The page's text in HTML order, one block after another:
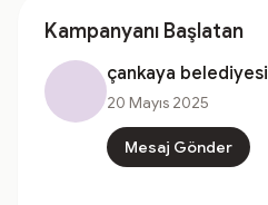
Kampanyanı Başlatan
çankaya belediyesi
20 Mayıs 2025
Mesaj Gönder